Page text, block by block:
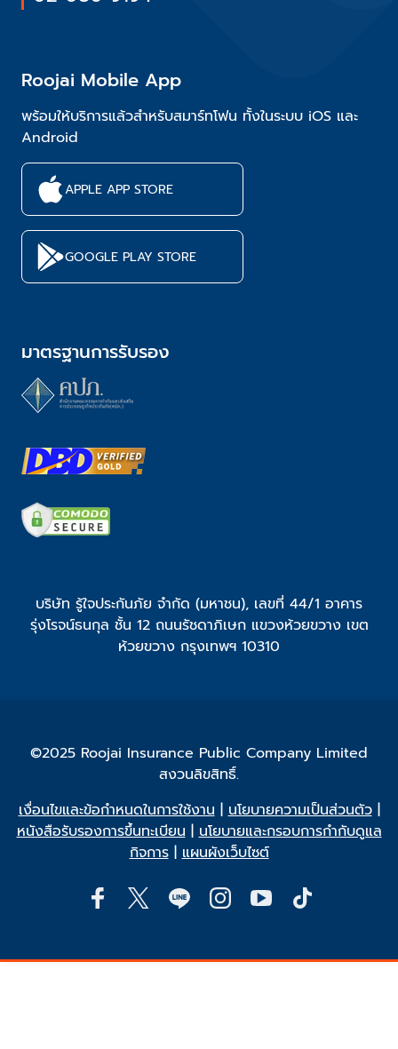
Roojai Mobile App
พร้อมให้บริการแล้วสำหรับสมาร์ทโฟน ทั้งในระบบ iOS และ
Android
APPLE APP STORE
GOOGLE PLAY STORE
มาตรฐานการรับรอง
บริษัท รู้ใจประกันภัย จำกัด (มหาชน), เลขที่ 44/1 อาคาร
รุ่งโรจน์ธนกุล ชั้น 12 ถนนรัชดาภิเษก แขวงห้วยขวาง เขต
ห้วยขวาง กรุงเทพฯ 10310
©2025 Roojai Insurance Public Company Limited
สงวนลิขสิทธิ์.
เงื่อนไขและข้อกำหนดในการใช้งาน|นโยบายความเป็นส่วนตัว|
หนังสือรับรองการขึ้นทะเบียน|นโยบายและกรอบการกำกับดูแล
กิจการ|แผนผังเว็บไซต์